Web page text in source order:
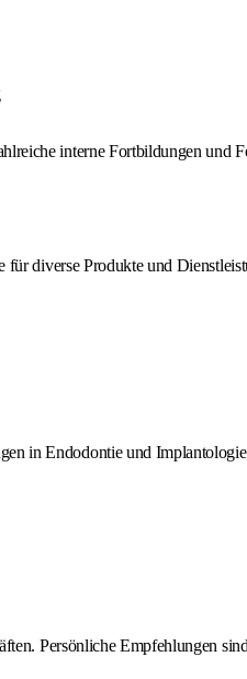
interne Fortbildungen und
diverse Produkte und
in Endodontie und
Persönliche Empfehlungen